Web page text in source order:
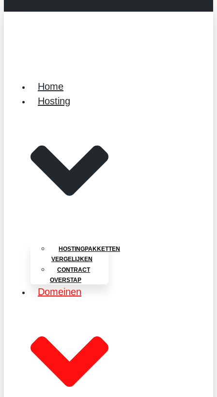
Home
Hosting
HOSTINGPAKKETTEN
VERGELIJKEN
CONTRACT
OVERSTAP
Domeinen